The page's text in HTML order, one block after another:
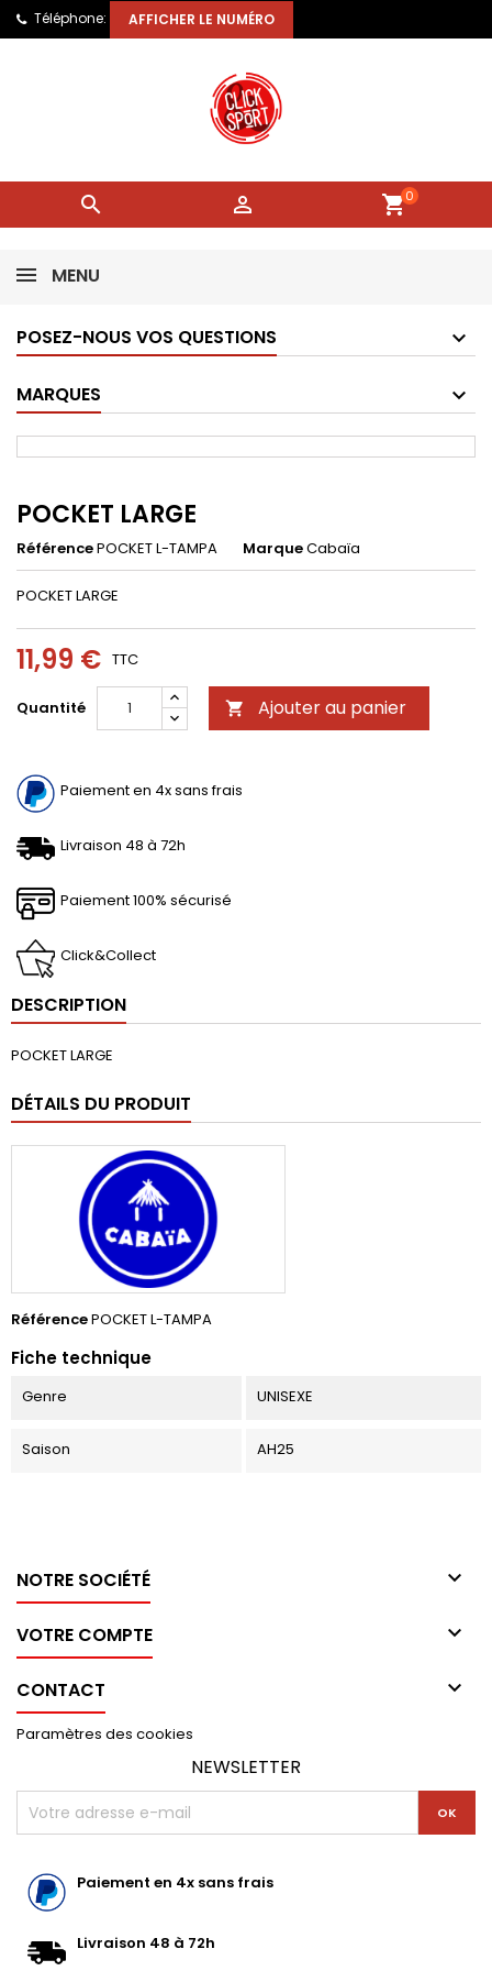
Téléphone: AFFICHER LE NUMÉRO
  shopping_cart0
MENU
POSEZ-NOUS VOS QUESTIONS
MARQUES
POCKET LARGE
RéférencePOCKET L-TAMPA MarqueCabaïa
POCKET LARGE
11,99 € TTC
Quantité  Ajouter au panier
Paiement en 4x sans frais
Livraison 48 à 72h
Paiement 100% sécurisé
Click&Collect
DESCRIPTION
POCKET LARGE
DÉTAILS DU PRODUIT
RéférencePOCKET L-TAMPA
Fiche technique
Genre UNISEXE
Saison AH25
NOTRE SOCIÉTÉ 
VOTRE COMPTE 
CONTACT 
Paramètres des cookies
NEWSLETTER
Paiement en 4x sans frais
Livraison 48 à 72h